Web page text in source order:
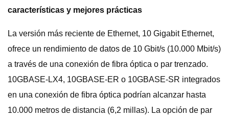
características y mejores prácticas
La versión más reciente de Ethernet, 10 Gigabit Ethernet,
ofrece un rendimiento de datos de 10 Gbit/s (10.000 Mbit/s)
a través de una conexión de fibra óptica o par trenzado.
10GBASE-LX4, 10GBASE-ER o 10GBASE-SR integrados
en una conexión de fibra óptica podrían alcanzar hasta
10.000 metros de distancia (6,2 millas). La opción de par